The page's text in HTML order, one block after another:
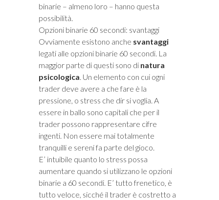
binarie – almeno loro – hanno questa
possibilità.
Opzioni binarie 60 secondi: svantaggi
Ovviamente esistono anche svantaggi
legati alle opzioni binarie 60 secondi. La
maggior parte di questi sono di natura
psicologica. Un elemento con cui ogni
trader deve avere a che fare è la
pressione, o stress che dir si voglia. A
essere in ballo sono capitali che per il
trader possono rappresentare cifre
ingenti. Non essere mai totalmente
tranquilli e sereni fa parte del gioco.
E’ intuibile quanto lo stress possa
aumentare quando si utilizzano le opzioni
binarie a 60 secondi. E’ tutto frenetico, è
tutto veloce, sicché il trader è costretto a